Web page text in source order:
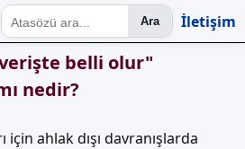
Ara İletişim
belli olur"
nedir?
için ahlak dışı davranışlarda